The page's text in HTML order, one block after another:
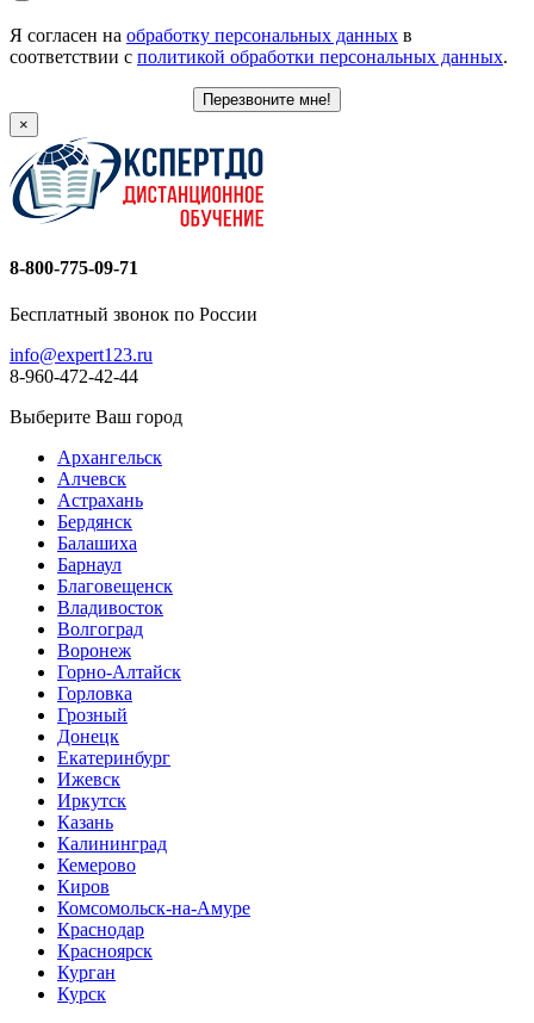
Я согласен на обработку персональных данных в
соответствии с политикой обработки персональных данных.
Перезвоните мне!
×
8-800-775-09-71
Бесплатный звонок по России
info@expert123.ru
8-960-472-42-44
Выберите Ваш город
Архангельск
Алчевск
Астрахань
Бердянск
Балашиха
Барнаул
Благовещенск
Владивосток
Волгоград
Воронеж
Горно-Алтайск
Горловка
Грозный
Донецк
Екатеринбург
Ижевск
Иркутск
Казань
Калининград
Кемерово
Киров
Комсомольск-на-Амуре
Краснодар
Красноярск
Курган
Курск